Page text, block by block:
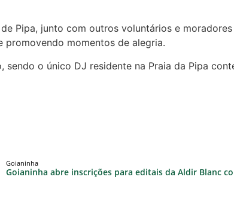
Pipa, junto com outros voluntários e
momentos de alegria.
o único DJ residente na Praia da Pipa
Goianinha
Goianinha abre inscrições para editais da Aldir Blanc